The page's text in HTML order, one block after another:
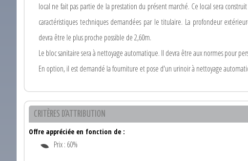
local ne fait pas partie de la prestation du présent marché. Ce local sera
caractéristiques techniques demandées par le titulaire. La profondeur
devra être le plus proche possible de 2,60m.
Le bloc sanitaire sera à nettoyage automatique. Il devra être aux normes pour
En option, il est demandé la fourniture et pose d'un urinoir à nettoyage
CRITÈRES D'ATTRIBUTION
Offre appréciée en fonction de :
Prix : 60%